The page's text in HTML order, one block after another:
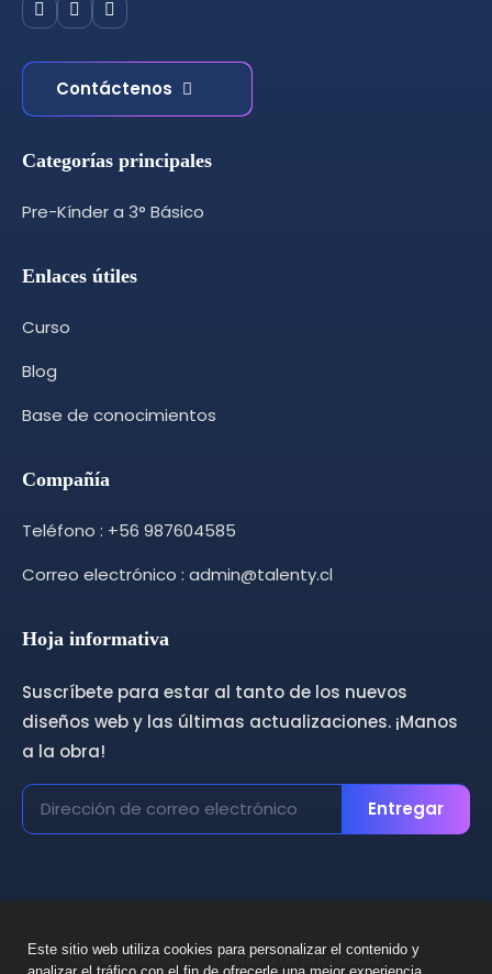
Contáctenos
Categorías principales
Pre-Kínder a 3° Básico
Enlaces útiles
Curso
Blog
Base de conocimientos
Compañía
Teléfono : +56 987604585
Correo electrónico : admin@talenty.cl
Hoja informativa
Suscríbete para estar al tanto de los nuevos
diseños web y las últimas actualizaciones. ¡Manos
a la obra!
Entregar
Sobre nosotros Política de privacidad
Este sitio web utiliza cookies para personalizar el contenido y